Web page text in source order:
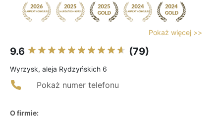
Pokaż więcej >>
9.6 (79)
Wyrzysk, aleja Rydzyńskich 6
Pokaż numer telefonu
O firmie: